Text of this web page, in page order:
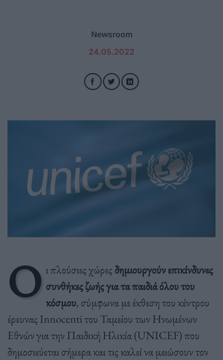
Newsroom
24.05.2022
Ο ι πλούσιες χώρες δημιουργούν επικίνδυνες
συνθήκες ζωής για τα παιδιά όλου του
κόσμου, σύμφωνα με έκθεση του κέντρου
έρευνας Innocenti του Ταμείου των Ηνωμένων
Εθνών για την Παιδική Ηλικία (UNICEF) που
δημοσιεύεται σήμερα και τις καλεί να μειώσουν τον